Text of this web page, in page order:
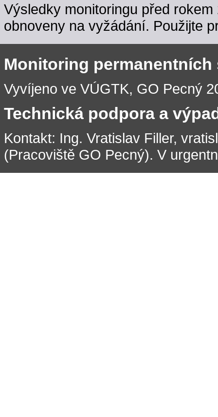
Výsledky monitoringu před
obnoveny na vyžádání. Použijte
Monitoring permanentních
Vyvíjeno ve VÚGTK, GO Pecný
Technická podpora a
Kontakt: Ing. Vratislav Filler,
(Pracoviště GO Pecný). V